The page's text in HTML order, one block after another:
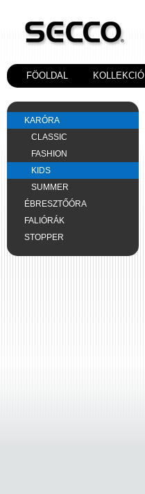
FÖOLDAL KOLLEKCIÓ
KARÓRA
CLASSIC
FASHION
KIDS
SUMMER
ÉBRESZTŐÓRA
FALIÓRÁK
STOPPER